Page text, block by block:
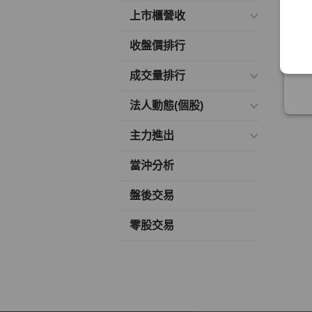
上市櫃營收
收盤價排行
成交量排行
法人動態(個股)
主力進出
當沖分析
盤後交易
零股交易